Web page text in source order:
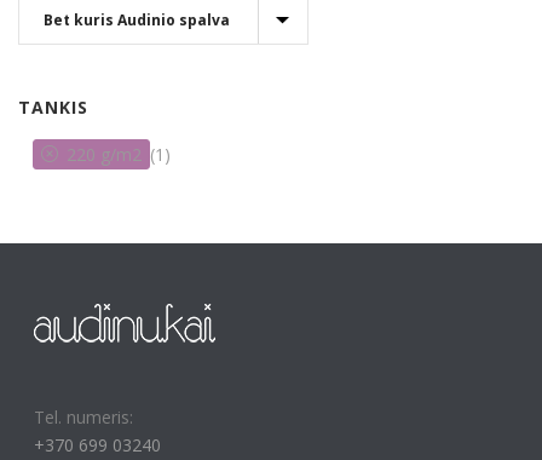
TANKIS
220 g/m2 (1)
Tel. numeris:
+370 699 03240